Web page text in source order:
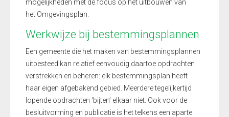
mogelijkheden met de focus op het uitbouwen van
het Omgevingsplan
Werkwijze bij bestemmingsplannen
Een gemeente die het maken van bestemmingsplannen
uitbesteed kan relatief eenvoudig daartoe opdrachten
verstrekken en beheren: elk bestemmingsplan heeft
haar eigen afgebakend gebied. Meerdere tegelijkertijd
lopende opdrachten ‘bijten’ elkaar niet. Ook voor de
besluitvorming en publicatie is het telkens een aparte